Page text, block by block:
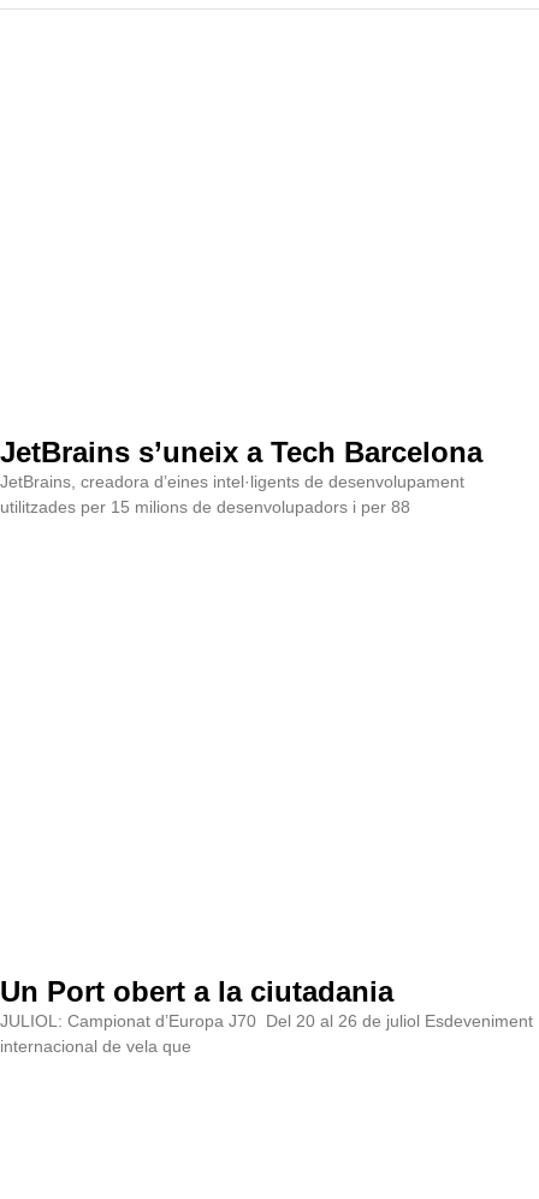
JetBrains s’uneix a Tech Barcelona
JetBrains, creadora d’eines intel·ligents de desenvolupament
utilitzades per 15 milions de desenvolupadors i per 88
Un Port obert a la ciutadania
JULIOL: Campionat d’Europa J70 Del 20 al 26 de juliol Esdeveniment
internacional de vela que